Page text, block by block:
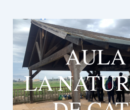
DE
LA
MANZANILLA